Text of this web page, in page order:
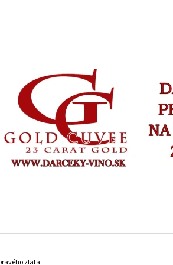
zlata
ČO POTREBUJETE NÁJSŤ?
ODPORÚČAME
GOLD CUVEE ŠUMIVÉ SO ZLATOM - VÁŠ TEXT -